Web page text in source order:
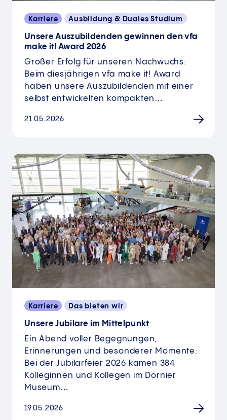
Karriere Ausbildung & Duales Studium
Unsere Auszubildenden gewinnen den vfa
make it! Award 2026
Großer Erfolg für unseren Nachwuchs:
Beim diesjährigen vfa make it! Award
haben unsere Auszubildenden mit einer
selbst entwickelten kompakten…
21.05.2026
Karriere Das bieten wir
​​​​​​​Unsere Jubilare im Mittelpunkt
Ein Abend voller Begegnungen,
Erinnerungen und besonderer Momente:
Bei der Jubilarfeier 2026 kamen 384
Kolleginnen und Kollegen im Dornier
Museum…
19.05.2026